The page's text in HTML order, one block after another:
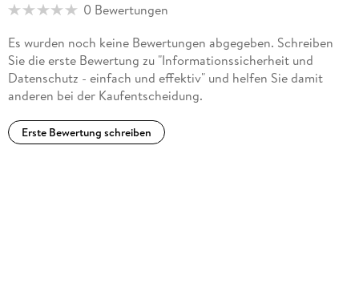
0 Bewertungen
Es wurden noch keine Bewertungen abgegeben. Schreiben
Sie die erste Bewertung zu "Informationssicherheit und
Datenschutz - einfach und effektiv" und helfen Sie damit
anderen bei der Kaufentscheidung.
Erste Bewertung schreiben